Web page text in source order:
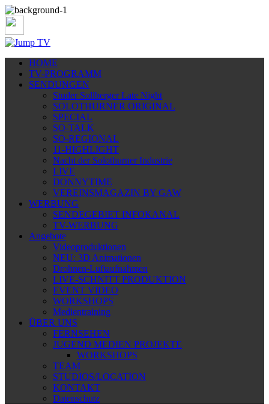
HOME
TV-PROGRAMM
SENDUNGEN
Studer Sollberger Late Night
SOLOTHURNER ORIGINAL
SPECIAL
SO-TALK
SO-REGIONAL
11-HIGHLIGHT
Nacht der Solothurner Industrie
LIVE
DONNYTIME
VEREINSMAGAZIN BY GAW
WERBUNG
SENDEGEBIET INFOKANAL
TV-WERBUNG
Angebote
Videoproduktionen
NEU: 3D Animationen
Drohnen-Luftaufnahmen
LIVE-SCHNITT PRODUKTION
EVENT VIDEO
WORKSHOPS
Medientraining
ÜBER UNS
FERNSEHEN
JUGEND MEDIEN PROJEKTE
WORKSHOPS
TEAM
STUDIOS/LOCATION
KONTAKT
Datenschutz